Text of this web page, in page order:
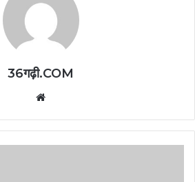
36गढ़ी.COM